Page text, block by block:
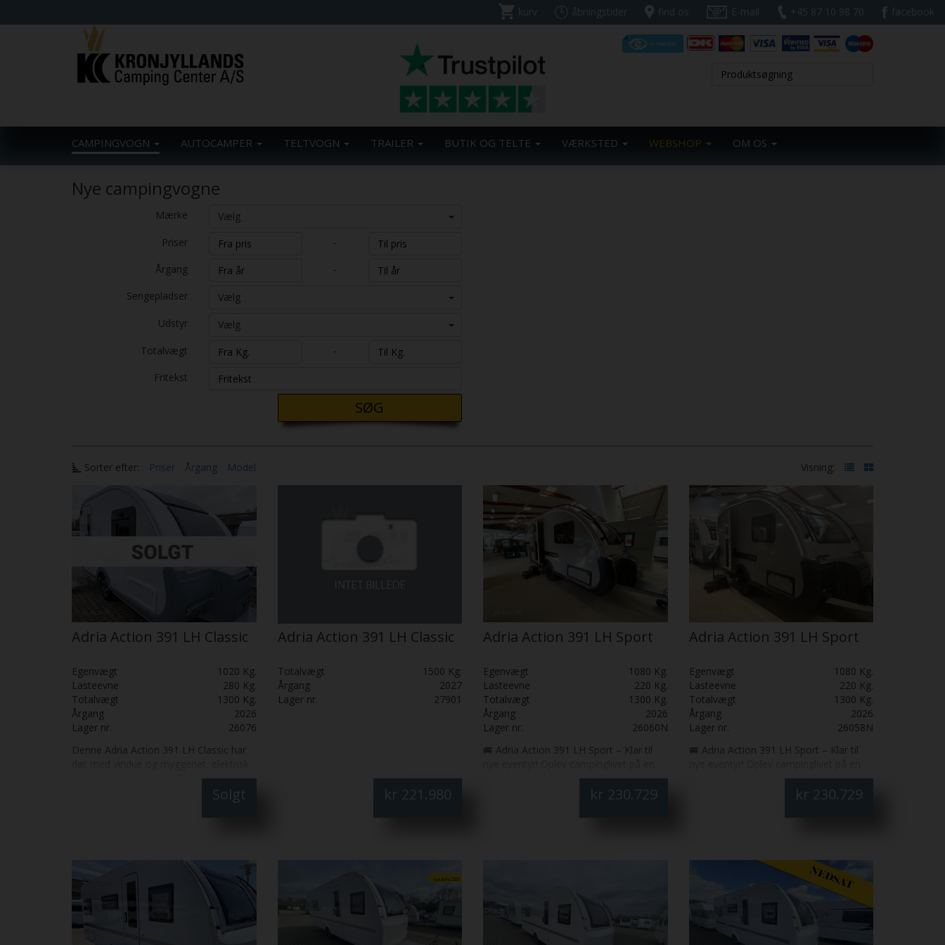
kurv åbningstider find os E-mail +45 87 10 98 70 facebook
CAMPINGVOGN AUTOCAMPER TELTVOGN TRAILER BUTIK OG TELTE VÆRKSTED WEBSHOP OM OS
Nye campingvogne
Mærke
Vælg
Priser
-
Årgang
-
Sengepladser
Vælg
Udstyr
Vælg
Totalvægt
-
Fritekst
SØG
Sorter efter: Priser Årgang Model Visning:
Adria Action 391 LH Classic
Egenvægt
1020 Kg.
Lasteevne
280 Kg.
Totalvægt
1300 Kg.
Årgang
2026
Lager nr.
26076
Denne Adria Action 391 LH Classic har
gulvvarme, Truma Combi fyr,
udtræksbord ved kommode ogSolgt
Adria Action 391 LH Classic
Totalvægt
1500 Kg.
Årgang
2027
Lager nr.
27901
kr 221.980
Adria Action 391 LH Sport
Egenvægt
1080 Kg.
Lasteevne
220 Kg.
Totalvægt
1300 Kg.
Årgang
2026
Lager nr.
26060N
🚐 Adria Action 391 LH Sport – Klar til
ny måde med Adria Action 391 LH Sport
– en 2026‑model der kombinerer let
komfort i en kompakt og rummelig
underholdning på turen. 💡 Smart og
moderne interiør med LED-belysning,
Bluetooth-højtaler, TV-hylde og
kr 230.729
Adria Action 391 LH Sport
Egenvægt
1080 Kg.
Lasteevne
220 Kg.
Totalvægt
1300 Kg.
Årgang
2026
Lager nr.
26058N
🚐 Adria Action 391 LH Sport – Klar til
ny måde med Adria Action 391 LH Sport
– en 2026‑model der kombinerer let
komfort i en kompakt og rummelig
mulighed for opredning til dobbeltseng –
perfekt til par eller små familier. 🎶
Integreret soundbar – nyd musik og
underholdning på turen. 💡 Smart og
moderne interiør med LED-belysning,
Bluetooth-højtaler, TV-hylde og
kr 230.729